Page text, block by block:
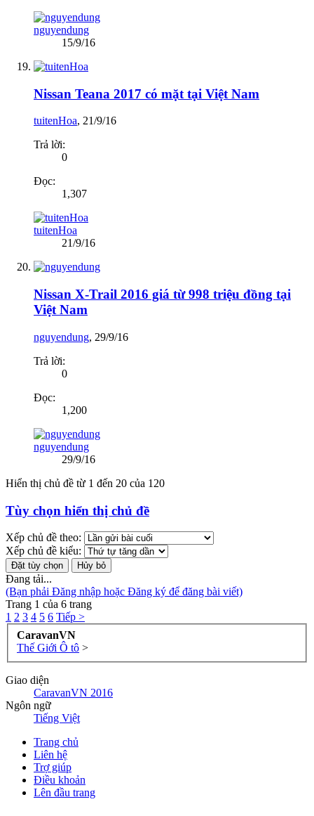
nguyendung
15/9/16
Nissan Teana 2017 có mặt tại Việt Nam
tuitenHoa, 21/9/16
Trả lời:
0
Đọc:
1,307
tuitenHoa
21/9/16
Nissan X-Trail 2016 giá từ 998 triệu đồng tại
Việt Nam
nguyendung, 29/9/16
Trả lời:
0
Đọc:
1,200
nguyendung
29/9/16
Hiển thị chủ đề từ 1 đến 20 của 120
Tùy chọn hiển thị chủ đề
Xếp chủ đề theo:
Xếp chủ đề kiểu:
Đang tải...
(Bạn phải Đăng nhập hoặc Đăng ký để đăng bài viết)
Trang 1 của 6 trang
1 2 3 4 5 6 Tiếp >
CaravanVN
Thế Giới Ô tô >
Giao diện
CaravanVN 2016
Ngôn ngữ
Tiếng Việt
Trang chủ
Liên hệ
Trợ giúp
Điều khoản
Lên đầu trang